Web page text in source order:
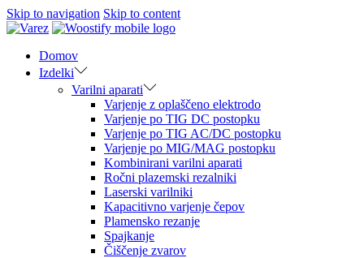
Skip to navigation Skip to content
Domov
Izdelki
Varilni aparati
Varjenje z oplaščeno elektrodo
Varjenje po TIG DC postopku
Varjenje po TIG AC/DC postopku
Varjenje po MIG/MAG postopku
Kombinirani varilni aparati
Ročni plazemski rezalniki
Laserski varilniki
Kapacitivno varjenje čepov
Plamensko rezanje
Spajkanje
Čiščenje zvarov